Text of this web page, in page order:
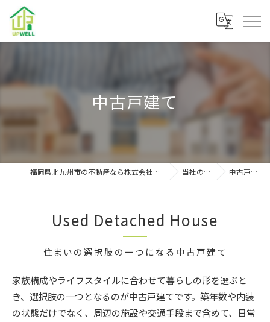
中古戸建て
福岡県北九州市の不動産なら株式会社アップウェル 当社の特徴 中古戸建て
住まいの選択肢の一つになる中古戸建て
Used Detached House
家族構成やライフスタイルに合わせて暮らしの形を選ぶと
き、選択肢の一つとなるのが中古戸建てです。築年数や内装
の状態だけでなく、周辺の施設や交通手段まで含めて、日常